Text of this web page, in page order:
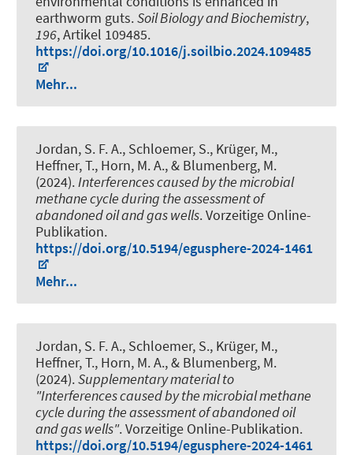
earthworm guts.Soil Biology and Biochemistry,
196, Artikel 109485.
https://doi.org/10.1016/j.soilbio.2024.109485
Mehr...
Jordan, S. F. A., Schloemer, S., Krüger, M.,
Heffner, T., Horn, M. A., & Blumenberg, M.
(2024).Interferences caused by the microbial
methane cycle during the assessment of
abandoned oil and gas wells. Vorzeitige Online-
Publikation.
https://doi.org/10.5194/egusphere-2024-1461
Mehr...
Jordan, S. F. A., Schloemer, S., Krüger, M.,
Heffner, T., Horn, M. A., & Blumenberg, M.
(2024).Supplementary material to
"Interferences caused by the microbial methane
cycle during the assessment of abandoned oil
and gas wells". Vorzeitige Online-Publikation.
https://doi.org/10.5194/egusphere-2024-1461